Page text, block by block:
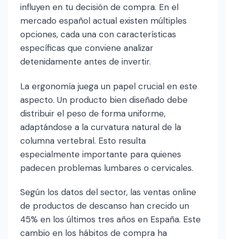
influyen en tu decisión de compra. En el
mercado español actual existen múltiples
opciones, cada una con características
específicas que conviene analizar
detenidamente antes de invertir.
La ergonomía juega un papel crucial en este
aspecto. Un producto bien diseñado debe
distribuir el peso de forma uniforme,
adaptándose a la curvatura natural de la
columna vertebral. Esto resulta
especialmente importante para quienes
padecen problemas lumbares o cervicales.
Según los datos del sector, las ventas online
de productos de descanso han crecido un
45% en los últimos tres años en España. Este
cambio en los hábitos de compra ha